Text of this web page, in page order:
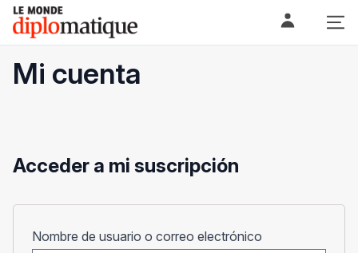
Skip
content
Le monde diplomatique
Mi cuenta
Acceder a mi suscripción
Nombre de usuario o correo electrónico